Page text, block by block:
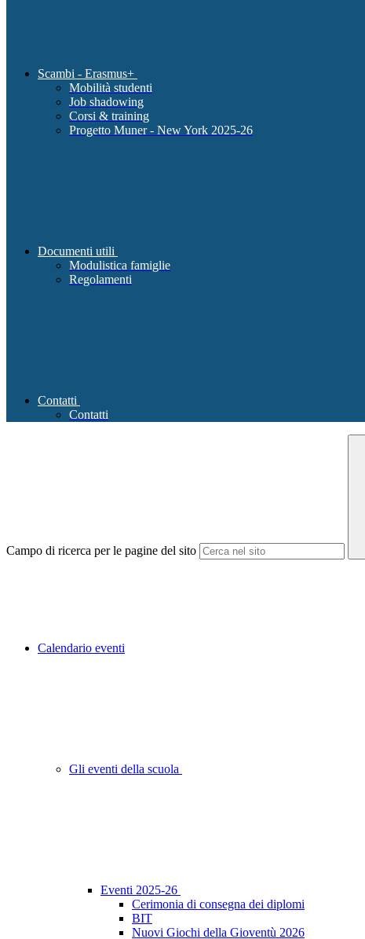
Scambi - Erasmus+
Mobilità studenti
Job shadowing
Corsi & training
Progetto Muner - New York 2025-26
Documenti utili
Modulistica famiglie
Regolamenti
Contatti
Contatti
Campo di ricerca per le pagine del sito
Calendario eventi
Gli eventi della scuola
Eventi 2025-26
Cerimonia di consegna dei diplomi
BIT
Nuovi Giochi della Gioventù 2026